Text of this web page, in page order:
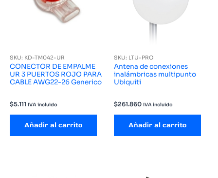
SKU: KD-TM042-UR
CONECTOR DE EMPALME
UR 3 PUERTOS ROJO PARA
CABLE AWG22-26 Generico
$5.111 IVA incluido
Añadir al carrito
SKU: LTU-PRO
Antena de conexiones
inalámbricas multipunto
Ubiquiti
$261.860 IVA incluido
Añadir al carrito